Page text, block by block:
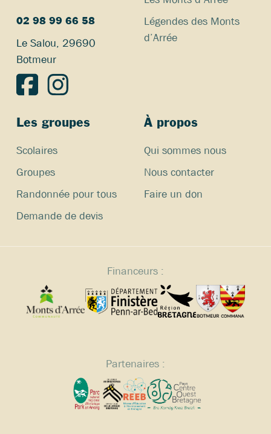
02 98 99 66 58
Le Salou, 29690
Botmeur
Légendes des Monts
d’Arrée
Les groupes
Scolaires
Groupes
Randonnée pour tous
Demande de devis
À propos
Qui sommes nous
Nous contacter
Faire un don
Financeurs :
Partenaires :